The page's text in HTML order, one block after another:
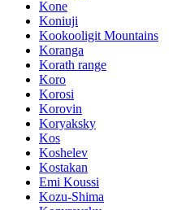
Kone
Koniuji
Kookooligit Mountains
Koranga
Korath range
Koro
Korosi
Korovin
Koryaksky
Kos
Koshelev
Kostakan
Emi Koussi
Kozu-Shima